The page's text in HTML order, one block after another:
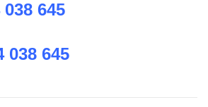
645
038 645